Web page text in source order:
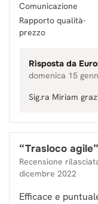
Comunicazione
Rapporto qualità-
prezzo
Risposta da
domenica 15
Sig.ra Miriam
“Trasloco agile”
Recensione
dicembre 2022
Efficace e